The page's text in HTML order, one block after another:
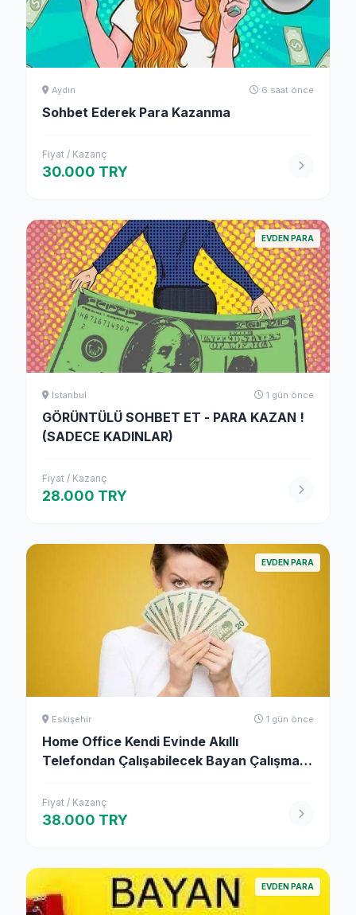
Aydın 6 saat önce
Sohbet Ederek Para Kazanma
Fiyat / Kazanç
30.000 TRY
EVDEN PARA
Istanbul 1 gün önce
GÖRÜNTÜLÜ SOHBET ET - PARA KAZAN !
(SADECE KADINLAR)
Fiyat / Kazanç
28.000 TRY
EVDEN PARA
Eskişehir 1 gün önce
Home Office Kendi Evinde Akıllı
Telefondan Çalışabilecek Bayan Çalışma
Fiyat / Kazanç
38.000 TRY
EVDEN PARA